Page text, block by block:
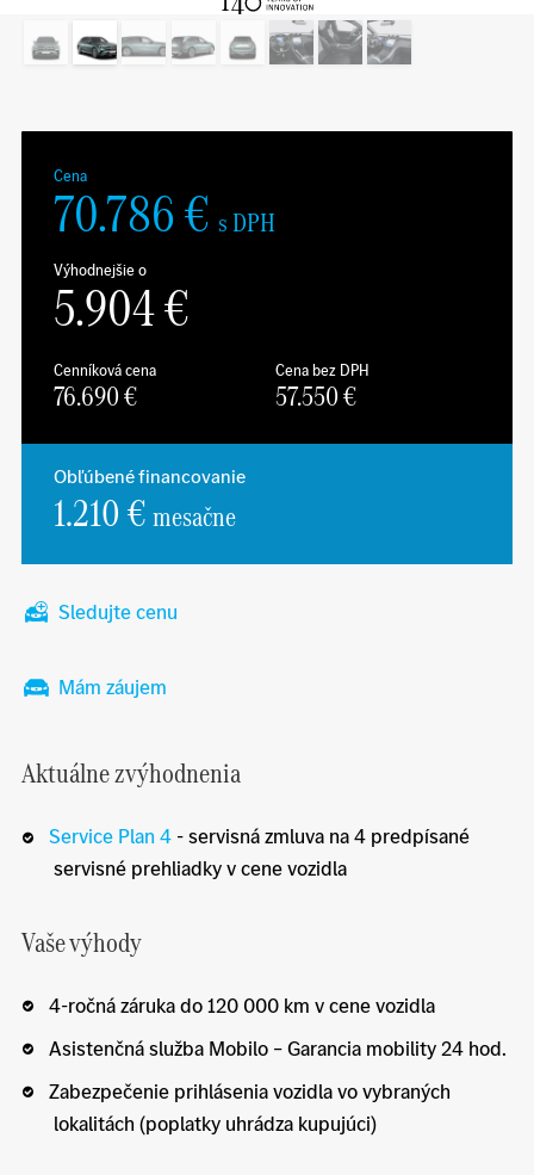
Cena
70.786€ s DPH
Výhodnejšie o
5.904€
Cenníková cena
76.690€
Cena bez DPH
57.550€
Obľúbené financovanie
1.210 €mesačne
Sledujte cenu
Mám záujem
Aktuálne zvýhodnenia
Service Plan 4- servisná zmluva na 4 predpísané
servisné prehliadky v cene vozidla
Vaše výhody
4-ročná záruka do 120 000 km v cene vozidla
Asistenčná služba Mobilo – Garancia mobility 24 hod.
Zabezpečenie prihlásenia vozidla vo vybraných
lokalitách (poplatky uhrádza kupujúci)